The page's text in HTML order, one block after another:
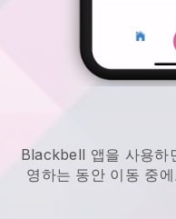
Blackbell 앱을 사용하
영하는 동안 이동 중